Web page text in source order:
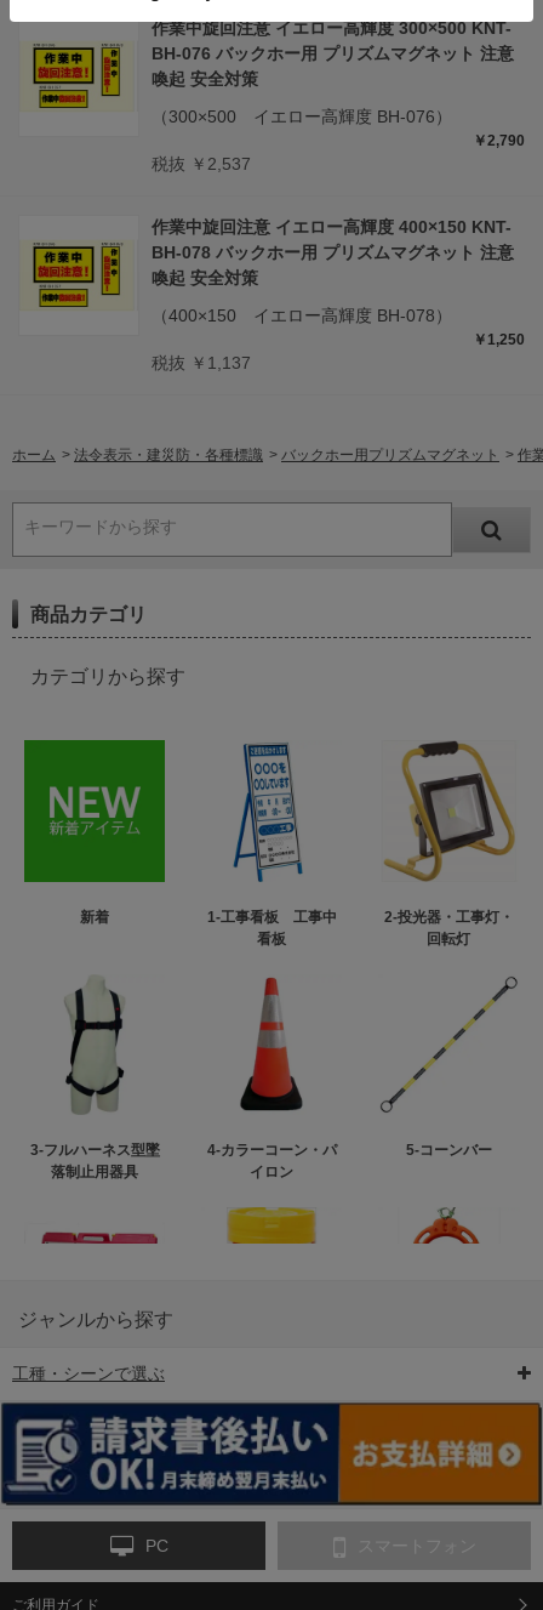
作業中旋回注意 イエロー高輝度 300×500 KNT-
BH-076 バックホー用 プリズムマグネット 注意
喚起 安全対策
（300×500 イエロー高輝度 BH-076）
￥2,790
税抜 ￥2,537
作業中旋回注意 イエロー高輝度 400×150 KNT-
BH-078 バックホー用 プリズムマグネット 注意
喚起 安全対策
（400×150 イエロー高輝度 BH-078）
￥1,250
税抜 ￥1,137
ホーム > 法令表示・建災防・各種標識 > バックホー用プリズムマグネット > 作
キーワードから探す
商品カテゴリ
カテゴリから探す
新着
1-工事看板 工事中
看板
2-投光器・工事灯・
回転灯
3-フルハーネス型墜
落制止用器具
4-カラーコーン・パ
イロン
5-コーンバー
6-矢印板/LED矢印板
ンス
ジャンルから探す
工種・シーンで選ぶ
PC スマートフォン
ご利用ガイド